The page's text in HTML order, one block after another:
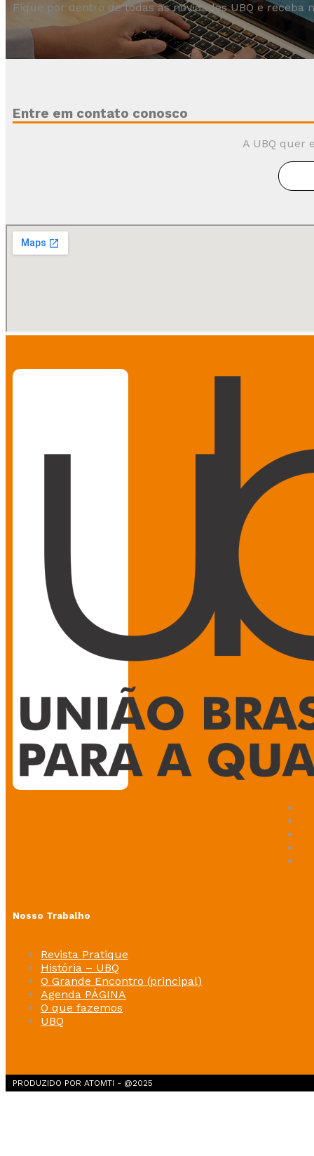
Fique por dentro de todas as novidades UBQ e receba
Entre em contato conosco
A UBQ quer
Nosso Trabalho
Revista Pratique
História – UBQ
O Grande Encontro (principal)
Agenda PÁGINA
O que fazemos
UBQ
PRODUZIDO POR ATOMTI - @2025